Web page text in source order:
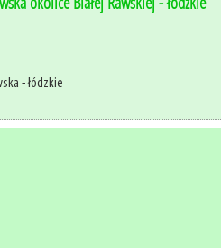
- łódzkie